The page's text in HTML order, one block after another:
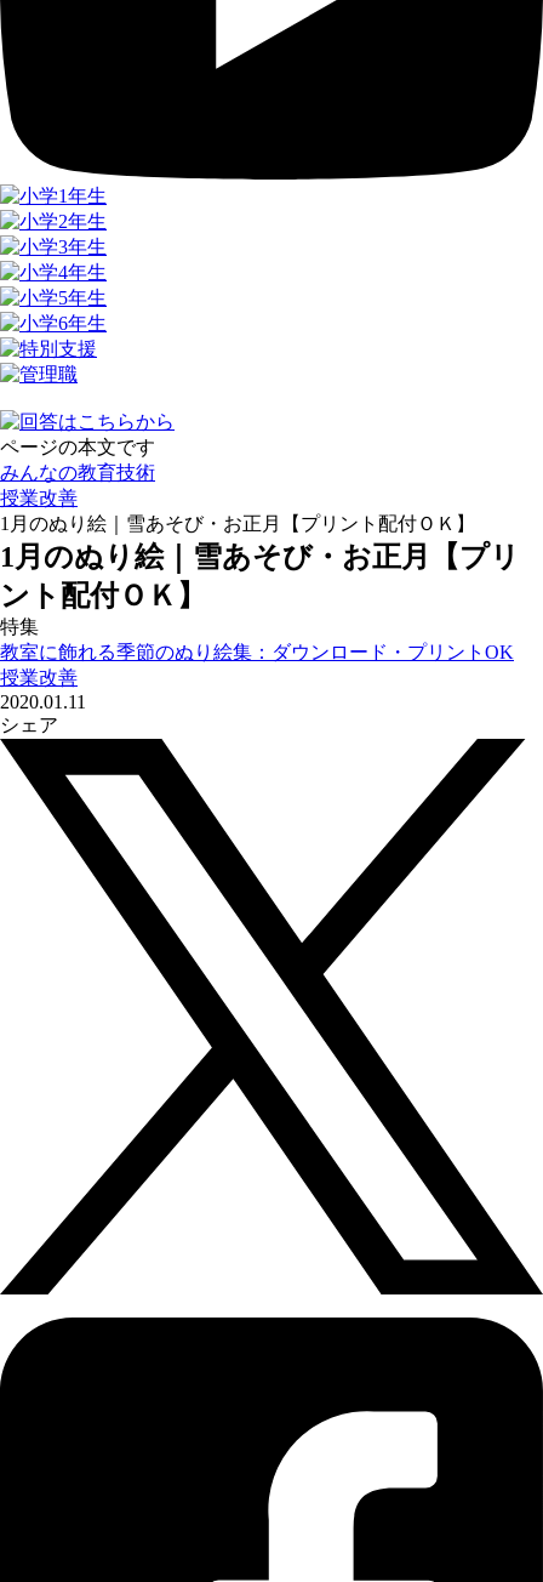
ページの本文です
みんなの教育技術
授業改善
1月のぬり絵｜雪あそび・お正月【プリント配付ＯＫ】
1月のぬり絵｜雪あそび・お正月【プリ
ント配付ＯＫ】
特集
教室に飾れる季節のぬり絵集：ダウンロード・プリントOK
授業改善
2020.01.11
シェア